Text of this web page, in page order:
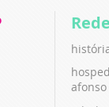
afonso